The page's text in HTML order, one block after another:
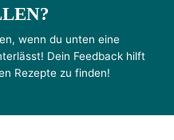
wenn du unten eine
Dein Feedback hilft
Rezepte zu finden!